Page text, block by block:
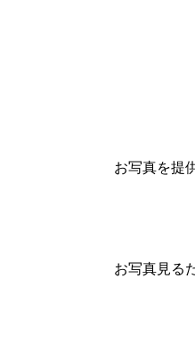
お写真を提
お写真見る